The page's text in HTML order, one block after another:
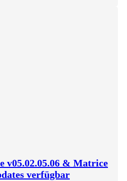
v05.02.05.06 & Matrice
verfügbar